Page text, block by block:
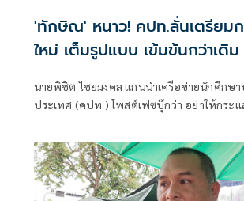
'ทักษิณ' หนาว! คปท.ลั่นเตรียม
ใหม่ เต็มรูปแบบ เข้มข้นกว่าเดิม
นายพิชิต ไชยมงคล แกนนำเครือข่ายนักศึกษ
ประเทศ (คปท.) โพสต์เฟซบุ๊กว่า อย่าให้กระแ